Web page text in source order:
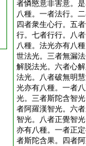
者憐愍意非害意。
八種。一者法行。
四者衆生心行。五
行。七者行行。八
八種。法光亦有八
世法光。三者無漏
解脱法光。六者心
法光。八者破無明
光亦有八種。一者
光。三者斯陀含智
者阿羅漢智光。六
智光。八者正覺智
亦有八種。一者正
者斯陀含果。四者